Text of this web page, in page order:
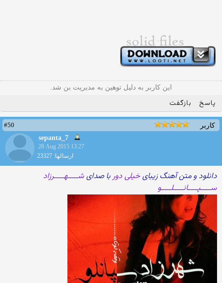
این کاربر به دلیل توهین به مدیریت بن شد.
پاسخ بازگفت
کاربر
#50
sepanta_7
28 Aug 2015 13:27
ارسالها: 23327
دانلود و متن آهنگ زیبایخیلی دوربا صدایشـــــهـــــرزاد
ســـــپـــــانـــــلـــــو